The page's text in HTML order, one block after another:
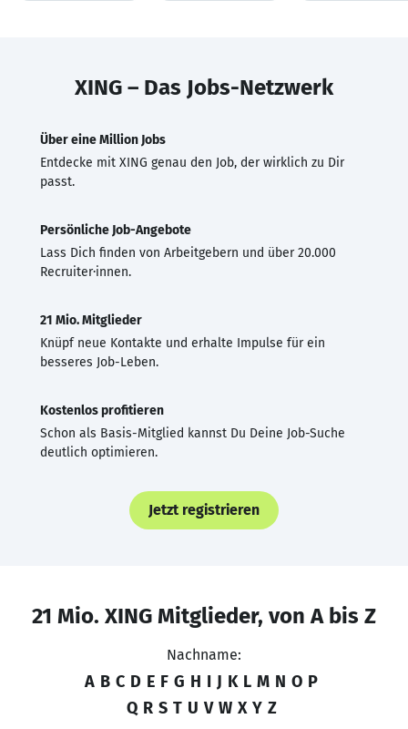
XING – Das Jobs-Netzwerk
Über eine Million Jobs
Entdecke mit XING genau den Job, der wirklich zu Dir
passt.
Persönliche Job-Angebote
Lass Dich finden von Arbeitgebern und über 20.000
Recruiter·innen.
21 Mio. Mitglieder
Knüpf neue Kontakte und erhalte Impulse für ein
besseres Job-Leben.
Kostenlos profitieren
Schon als Basis-Mitglied kannst Du Deine Job-Suche
deutlich optimieren.
Jetzt registrieren
21 Mio. XING Mitglieder, von A bis Z
Nachname:
A B C D E F G H I J K L M N O P
Q R S T U V W X Y Z